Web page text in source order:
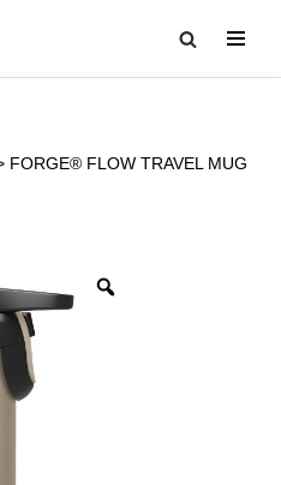
FORGE® FLOW TRAVEL MUG